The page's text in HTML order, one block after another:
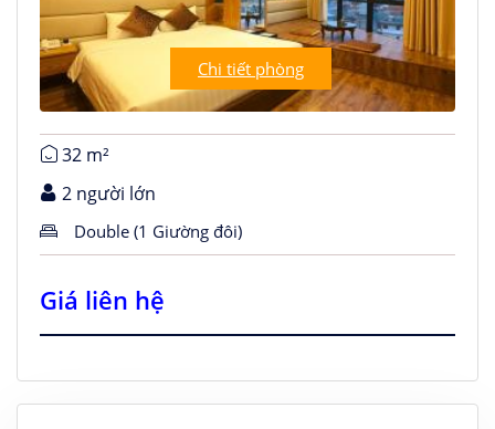
Chi tiết phòng
32 m²
2 người lớn
Double (1 Giường đôi)
Giá liên hệ